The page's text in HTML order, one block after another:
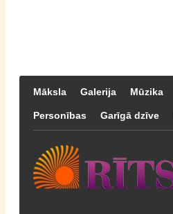
Māksla Galerija Mūzika
Personības Garīgā dzīve